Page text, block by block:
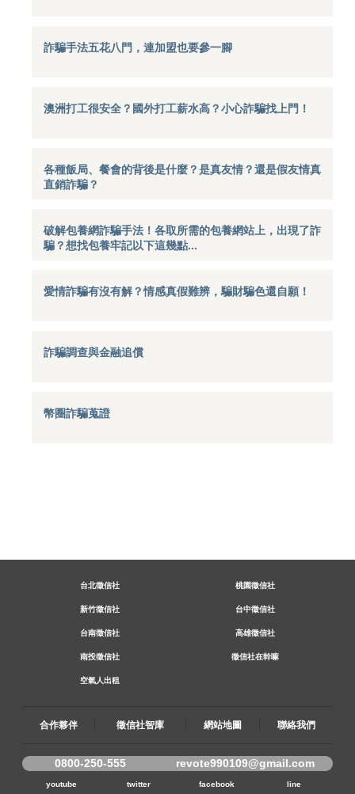
詐騙手法五花八門，連加盟也要參一腳
澳洲打工很安全？國外打工薪水高？小心詐騙找上門！
各種飯局、餐會的背後是什麼？是真友情？還是假友情真
直銷詐騙？
破解包養網詐騙手法！各取所需的包養網站上，出現了詐
騙？想找包養牢記以下這幾點...
愛情詐騙有沒有解？情感真假難辨，騙財騙色還自願！
詐騙調查與金融追償
幣圈詐騙蒐證
台北徵信社 桃園徵信社
新竹徵信社 台中徵信社
台南徵信社 高雄徵信社
南投徵信社 徵信社在幹嘛
空氣人出租
合作夥伴 徵信社智庫 網站地圖 聯絡我們
0800-250-555 revote990109@gmail.com
youtube twitter facebook line